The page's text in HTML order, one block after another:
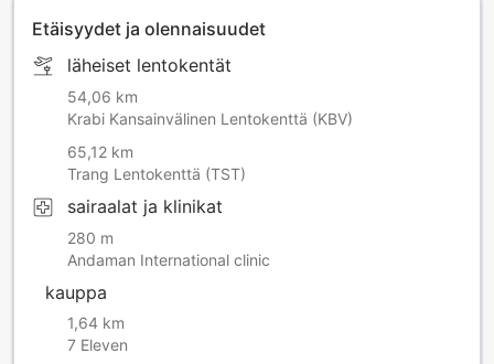
Etäisyydet ja olennaisuudet
läheiset lentokentät
54,06 km
Krabi Kansainvälinen Lentokenttä (KBV)
65,12 km
Trang Lentokenttä (TST)
sairaalat ja klinikat
280 m
Andaman International clinic
kauppa
1,64 km
7 Eleven